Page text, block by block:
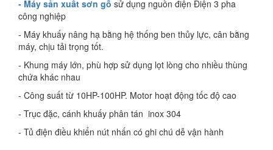
- Máy sản xuất sơn gỗ sử dụng nguồn điện Điện 3 pha
công nghiệp
- Máy khuấy nâng hạ bằng hệ thống ben thủy lực, cân bằng
máy, chịu tải trọng tốt.
- Khung máy lớn, phù hợp sử dụng lọt lòng cho nhiều thùng
chứa khác nhau
- Công suất từ 10HP-100HP. Motor hoạt động tốc độ cao
- Trục đặc, cánh khuấy phân tán inox 304
- Tủ điện điều khiển nút nhấn có ghi chú dễ vận hành